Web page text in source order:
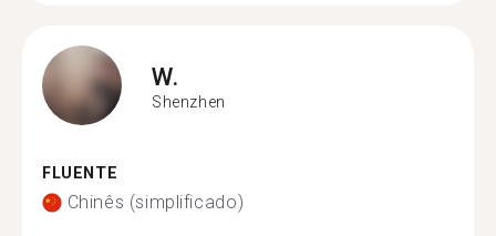
W.
Shenzhen
FLUENTE
Chinês (simplificado)